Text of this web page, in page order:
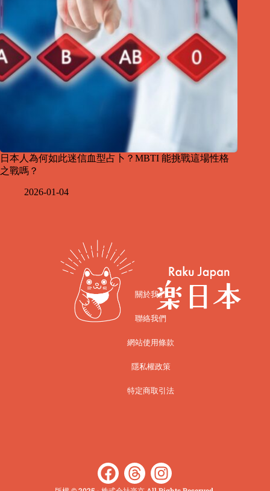
日本人為何如此迷信血型占卜？MBTI 能挑戰這場性格
之戰嗎？
2026-01-04
關於我們
聯絡我們
網站使用條款
隱私權政策
特定商取引法